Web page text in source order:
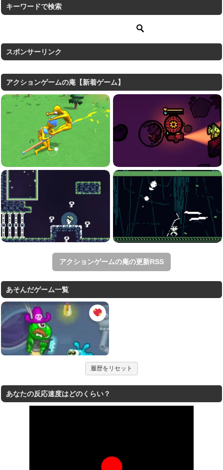
キーワードで検索
スポンサーリンク
アクションゲームの庵【新着ゲーム】
アクションゲームの庵の更新RSS
あそんだゲーム一覧
履歴をリセット
あなたの反応速度はどのくらい？